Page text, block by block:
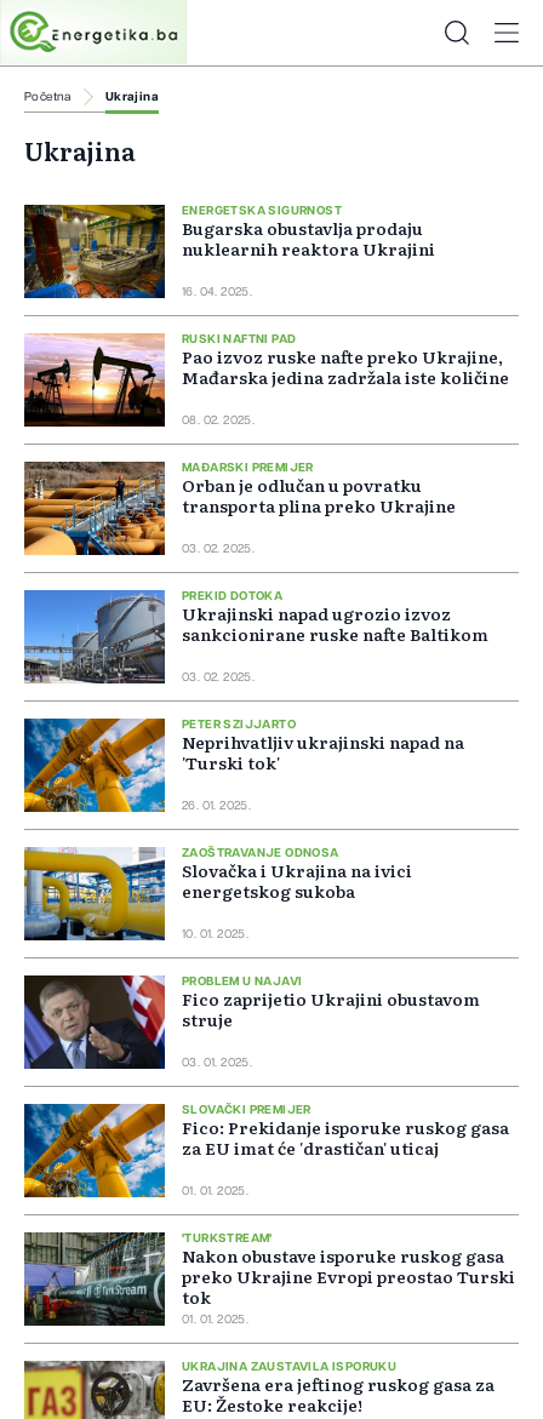
Početna Ukrajina
Ukrajina
ENERGETSKA SIGURNOST
Bugarska obustavlja prodaju
nuklearnih reaktora Ukrajini
16. 04. 2025.
RUSKI NAFTNI PAD
Pao izvoz ruske nafte preko Ukrajine,
Mađarska jedina zadržala iste količine
08. 02. 2025.
MAĐARSKI PREMIJER
Orban je odlučan u povratku
transporta plina preko Ukrajine
03. 02. 2025.
PREKID DOTOKA
Ukrajinski napad ugrozio izvoz
sankcionirane ruske nafte Baltikom
03. 02. 2025.
PETER SZIJJARTO
Neprihvatljiv ukrajinski napad na
'Turski tok'
26. 01. 2025.
ZAOŠTRAVANJE ODNOSA
Slovačka i Ukrajina na ivici
energetskog sukoba
10. 01. 2025.
PROBLEM U NAJAVI
Fico zaprijetio Ukrajini obustavom
struje
03. 01. 2025.
SLOVAČKI PREMIJER
Fico: Prekidanje isporuke ruskog gasa
za EU imat će 'drastičan' uticaj
01. 01. 2025.
'TURKSTREAM'
Nakon obustave isporuke ruskog gasa
preko Ukrajine Evropi preostao Turski
tok
01. 01. 2025.
UKRAJINA ZAUSTAVILA ISPORUKU
Završena era jeftinog ruskog gasa za
EU: Žestoke reakcije!